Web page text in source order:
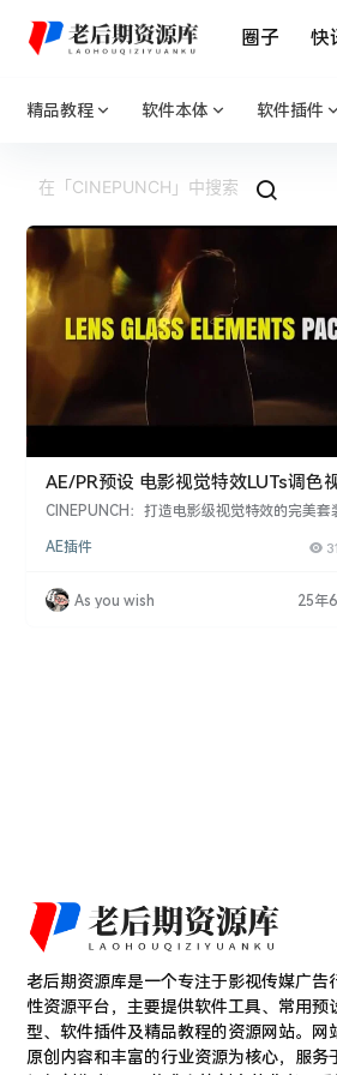
圈子 快
精品教程 软件本体 软件插件
AE/PR预设 电影视觉特效LUTs调色
材音效套装 CINEPUNCH
CINEPUNCH：打造电影级视觉特效的完美套
了超过9999种电影制作资源，包括PR视频转
动效果、漏光叠加、CineDust叠加、胶片颗粒
复古胶片帧叠加、雾气叠加、灯光叠加、变形
AE插件 31
As you wish 25年
老后期资源库是一个专注于影视传媒广告
性资源平台，主要提供软件工具、常用预
型、软件插件及精品教程的资源网站。网
原创内容和丰富的行业资源为核心，服务